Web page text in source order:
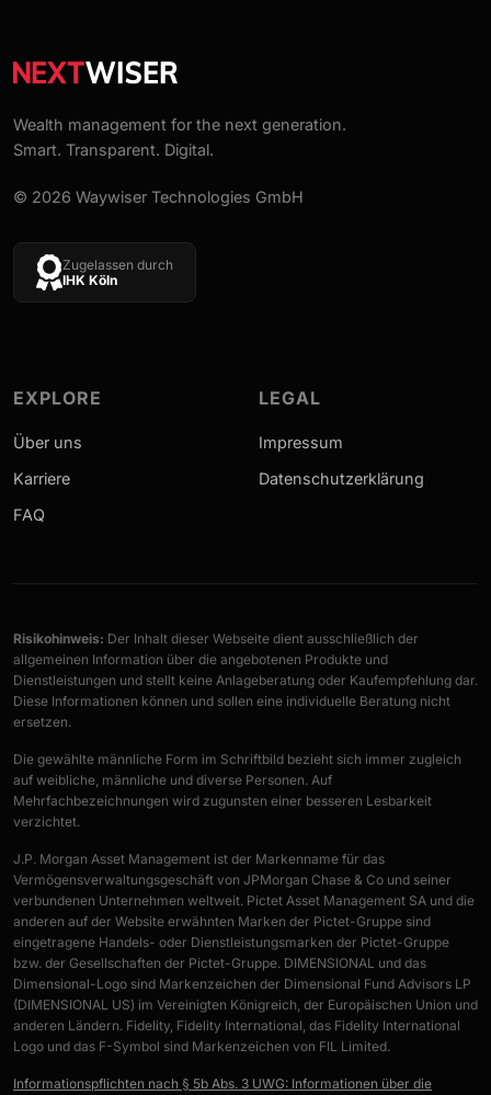
Wealth management for the next generation.
Smart. Transparent. Digital.
© 2026 Waywiser Technologies GmbH
Zugelassen durch
IHK Köln
EXPLORE
Über uns
Karriere
FAQ
LEGAL
Impressum
Datenschutzerklärung
Risikohinweis: Der Inhalt dieser Webseite dient ausschließlich der
allgemeinen Information über die angebotenen Produkte und
Dienstleistungen und stellt keine Anlageberatung oder Kaufempfehlung dar.
Diese Informationen können und sollen eine individuelle Beratung nicht
ersetzen.
Die gewählte männliche Form im Schriftbild bezieht sich immer zugleich
auf weibliche, männliche und diverse Personen. Auf
Mehrfachbezeichnungen wird zugunsten einer besseren Lesbarkeit
verzichtet.
J.P. Morgan Asset Management ist der Markenname für das
Vermögensverwaltungsgeschäft von JPMorgan Chase & Co und seiner
verbundenen Unternehmen weltweit. Pictet Asset Management SA und die
anderen auf der Website erwähnten Marken der Pictet-Gruppe sind
eingetragene Handels- oder Dienstleistungsmarken der Pictet-Gruppe
bzw. der Gesellschaften der Pictet-Gruppe. DIMENSIONAL und das
Dimensional-Logo sind Markenzeichen der Dimensional Fund Advisors LP
(DIMENSIONAL US) im Vereinigten Königreich, der Europäischen Union und
anderen Ländern. Fidelity, Fidelity International, das Fidelity International
Logo und das F-Symbol sind Markenzeichen von FIL Limited.
Informationspflichten nach § 5b Abs. 3 UWG: Informationen über die